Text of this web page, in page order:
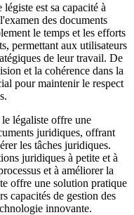
est sa capacité à
des documents
le temps et les efforts
permettant aux utilisateurs
de leur travail. De
et la cohérence dans la
pour maintenir le respect
légaliste offre une
juridiques, offrant
les tâches juridiques.
juridiques à petite et à
et à améliorer la
offre une solution pratique
capacités de gestion des
innovante.